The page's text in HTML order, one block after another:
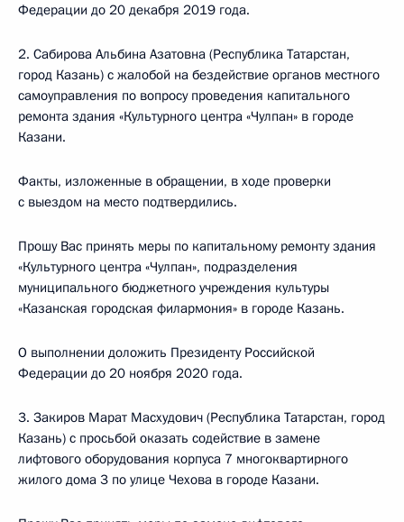
Федерации до 20 декабря 2019 года.
2. Сабирова Альбина Азатовна (Республика Татарстан,
город Казань) с жалобой на бездействие органов местного
самоуправления по вопросу проведения капитального
ремонта здания «Культурного центра «Чулпан» в городе
Казани.
Факты, изложенные в обращении, в ходе проверки
с выездом на место подтвердились.
Прошу Вас принять меры по капитальному ремонту здания
«Культурного центра «Чулпан», подразделения
муниципального бюджетного учреждения культуры
«Казанская городская филармония» в городе Казань.
О выполнении доложить Президенту Российской
Федерации до 20 ноября 2020 года.
3. Закиров Марат Масхудович (Республика Татарстан, город
Казань) с просьбой оказать содействие в замене
лифтового оборудования корпуса 7 многоквартирного
жилого дома 3 по улице Чехова в городе Казани.